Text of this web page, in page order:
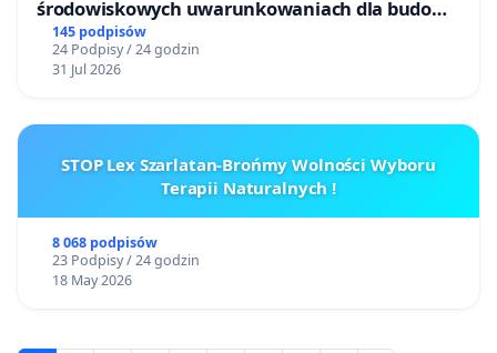
środowiskowych uwarunkowaniach dla budowy
zakładu wytwarzania biometanu „Krynki” w
Ostrowiu Południowym oraz ochrony
mieszkańców i Puszczy Knyszyńskiej
145 podpisów
24 Podpisy / 24 godzin
31 Jul 2026
STOP Lex Szarlatan-Brońmy Wolności Wyboru
Terapii Naturalnych !
8 068 podpisów
23 Podpisy / 24 godzin
18 May 2026